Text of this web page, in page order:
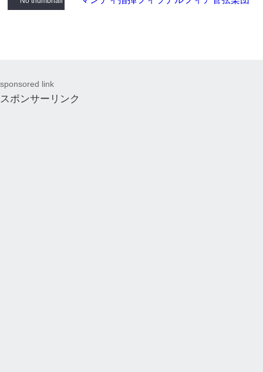
sponsored link
スポンサーリンク